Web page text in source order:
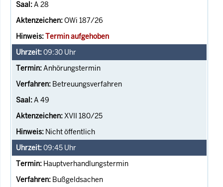
A 28
OWi 187/26
Termin aufgehoben
09:30 Uhr
Anhörungstermin
Betreuungsverfahren
A 49
XVII 180/25
Nicht öffentlich
09:45 Uhr
Hauptverhandlungstermin
Bußgeldsachen